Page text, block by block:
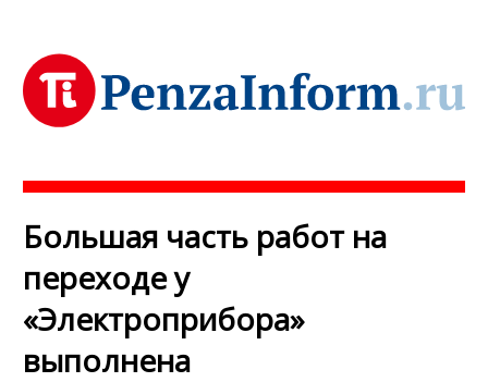
Большая часть работ на
переходе у
«Электроприбора»
выполнена